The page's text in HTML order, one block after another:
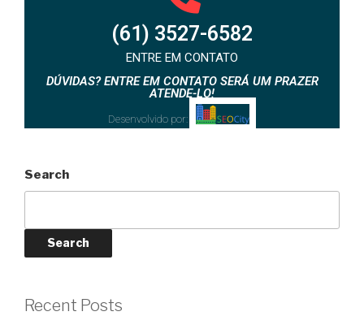
(61) 3527-6582
ENTRE EM CONTATO
DÚVIDAS? ENTRE EM CONTATO SERÁ UM PRAZER
ATENDE-LO!
Desenvolvido por:
Search
Search
Recent Posts